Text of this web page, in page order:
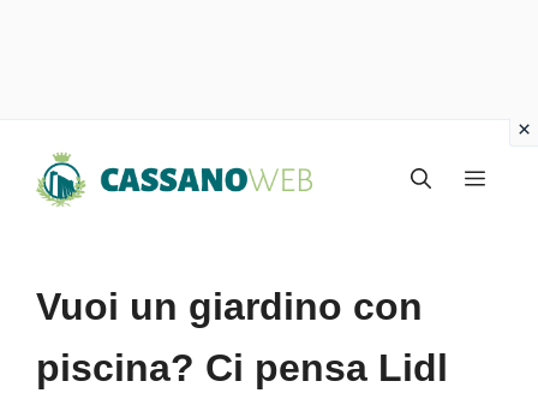
Menu
Vuoi un giardino con
piscina? Ci pensa Lidl